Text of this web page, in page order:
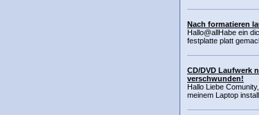
Nach formatieren
Hallo@allHabe ein
festplatte platt
CD/DVD Laufwerk
verschwunden!
Hallo Liebe
meinem Laptop